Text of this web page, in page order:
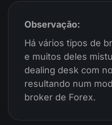
Observação:
Há vários tipos de
e muitos deles
dealing desk com
resultando num
broker de Forex.